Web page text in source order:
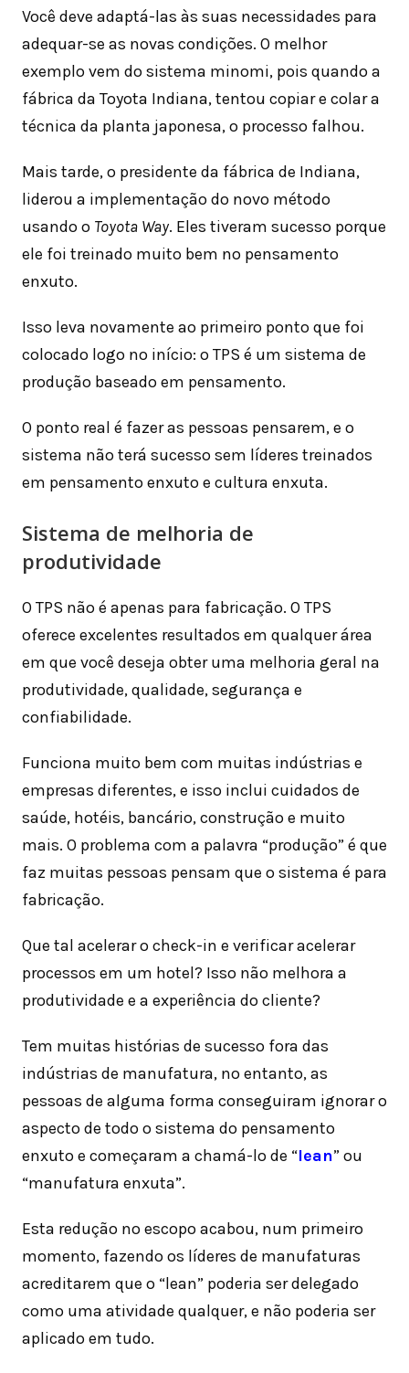
Você deve adaptá-las às suas necessidades para
adequar-se as novas condições. O melhor
exemplo vem do sistema minomi, pois quando a
fábrica da Toyota Indiana, tentou copiar e colar a
técnica da planta japonesa, o processo falhou.
Mais tarde, o presidente da fábrica de Indiana,
liderou a implementação do novo método
usando o Toyota Way. Eles tiveram sucesso porque
ele foi treinado muito bem no pensamento
enxuto.
Isso leva novamente ao primeiro ponto que foi
colocado logo no início: o TPS é um sistema de
produção baseado em pensamento.
O ponto real é fazer as pessoas pensarem, e o
sistema não terá sucesso sem líderes treinados
em pensamento enxuto e cultura enxuta.
Sistema de melhoria de
produtividade
O TPS não é apenas para fabricação. O TPS
oferece excelentes resultados em qualquer área
em que você deseja obter uma melhoria geral na
produtividade, qualidade, segurança e
confiabilidade.
Funciona muito bem com muitas indústrias e
empresas diferentes, e isso inclui cuidados de
saúde, hotéis, bancário, construção e muito
mais. O problema com a palavra “produção” é que
faz muitas pessoas pensam que o sistema é para
fabricação.
Que tal acelerar o check-in e verificar acelerar
processos em um hotel? Isso não melhora a
produtividade e a experiência do cliente?
Tem muitas histórias de sucesso fora das
indústrias de manufatura, no entanto, as
pessoas de alguma forma conseguiram ignorar o
aspecto de todo o sistema do pensamento
enxuto e começaram a chamá-lo de “lean” ou
“manufatura enxuta”.
Esta redução no escopo acabou, num primeiro
momento, fazendo os líderes de manufaturas
acreditarem que o “lean” poderia ser delegado
como uma atividade qualquer, e não poderia ser
aplicado em tudo.